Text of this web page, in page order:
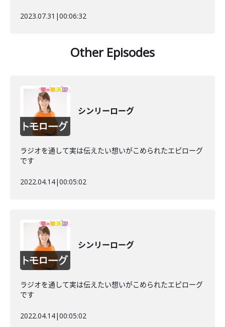
2023.07.31 |00:06:32
Other Episodes
シンリーローグ
ラジオを通して実は伝えたい想いがこめられたエピローグ
です
2022.04.14|00:05:02
シンリーローグ
ラジオを通して実は伝えたい想いがこめられたエピローグ
です
2022.04.14|00:05:02